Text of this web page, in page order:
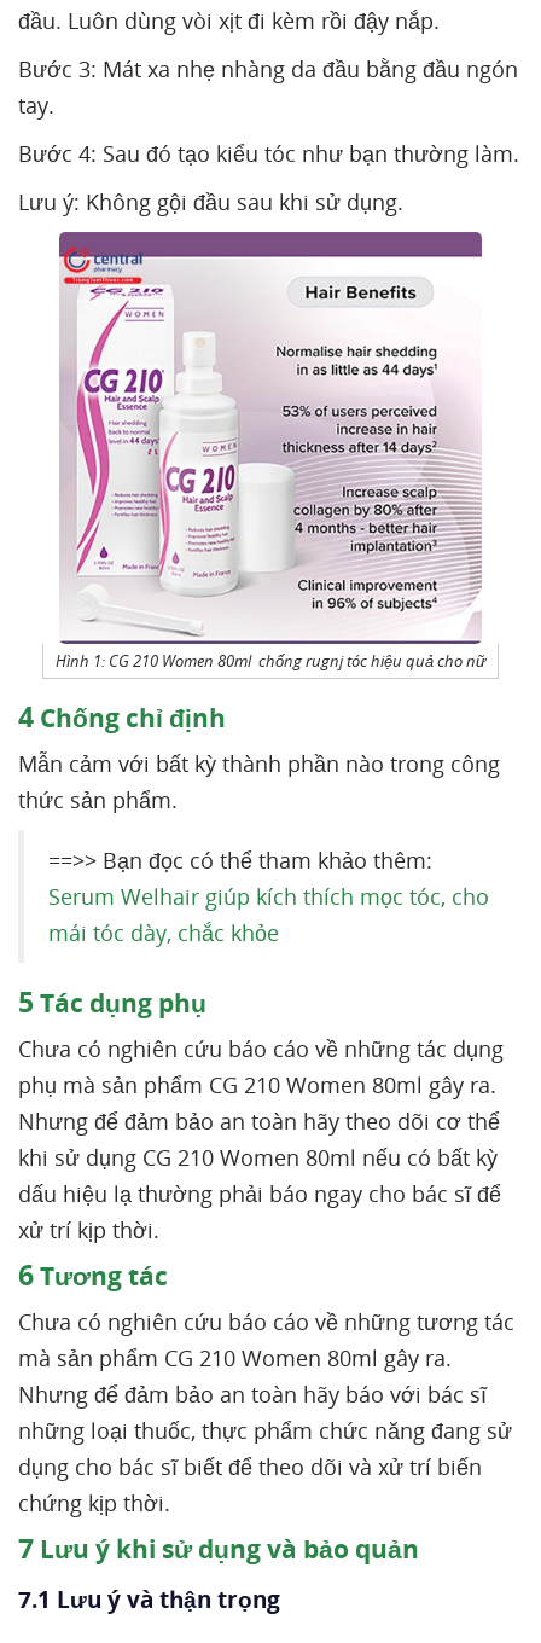
đầu. Luôn dùng vòi xịt đi kèm rồi đậy nắp.
Bước 3: Mát xa nhẹ nhàng da đầu bằng đầu ngón
tay.
Bước 4: Sau đó tạo kiểu tóc như bạn thường làm.
Lưu ý: Không gội đầu sau khi sử dụng.
Hình 1: CG 210 Women 80ml chống rugnj tóc hiệu quả cho nữ
4 Chống chỉ định
Mẫn cảm với bất kỳ thành phần nào trong công
thức sản phẩm.
==>> Bạn đọc có thể tham khảo thêm:
Serum Welhair giúp kích thích mọc tóc, cho
mái tóc dày, chắc khỏe
5 Tác dụng phụ
Chưa có nghiên cứu báo cáo về những tác dụng
phụ mà sản phẩm CG 210 Women 80ml gây ra.
Nhưng để đảm bảo an toàn hãy theo dõi cơ thể
khi sử dụng CG 210 Women 80ml nếu có bất kỳ
dấu hiệu lạ thường phải báo ngay cho bác sĩ để
xử trí kịp thời.
6Tương tác
Chưa có nghiên cứu báo cáo về những tương tác
mà sản phẩm CG 210 Women 80ml gây ra.
Nhưng để đảm bảo an toàn hãy báo với bác sĩ
những loại thuốc, thực phẩm chức năng đang sử
dụng cho bác sĩ biết để theo dõi và xử trí biến
chứng kịp thời.
7 Lưu ý khi sử dụng và bảo quản
7.1 Lưu ý và thận trọng